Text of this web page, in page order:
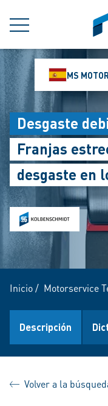
MENÚ
MS
Desgaste
Franjas
desgaste en
Inicio/ Motorservice
Descripción
Volver a la